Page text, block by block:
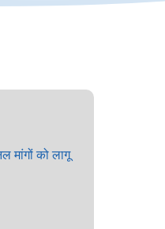
मांगों को लागू